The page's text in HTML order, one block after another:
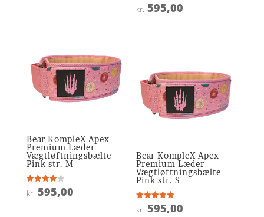
Vurderet
5
kr. 595,00
Bear KompleX Apex
Premium Læder
Vægtløftningsbælte
Pink str. M
Vurderet
4
kr. 595,00
Bear KompleX Apex
Premium Læder
Vægtløftningsbælte
Pink str. S
Vurderet
4.9
kr. 595,00